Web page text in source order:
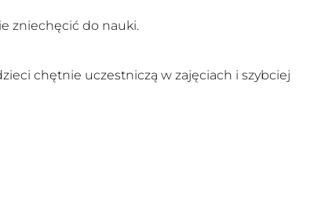
zniechęcić do nauki.
chętnie uczestniczą w zajęciach i szybciej